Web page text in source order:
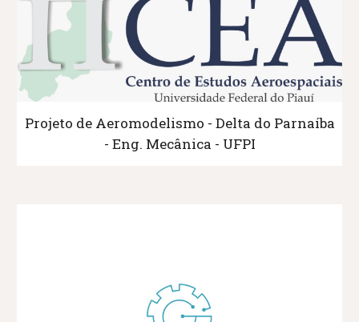
Projeto de Aeromodelismo - Delta do Parnaíba
- Eng. Mecânica - UFPI